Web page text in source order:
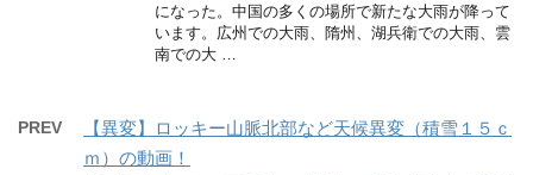
になった。中国の多くの場所で新たな大雨が降って
います。広州での大雨、隋州、湖兵衛での大雨、雲
南での大 …
PREV
【異変】ロッキー山脈北部など天候異変（積雪１５ｃ
ｍ）の動画！